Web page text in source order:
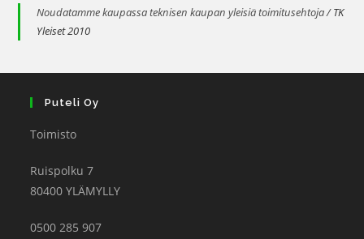
Noudatamme kaupassa teknisen kaupan yleisiä toimitusehtoja /TK
Yleiset 2010
Puteli Oy
Toimisto
Ruispolku 7
80400 YLÄMYLLY
0500 285 907